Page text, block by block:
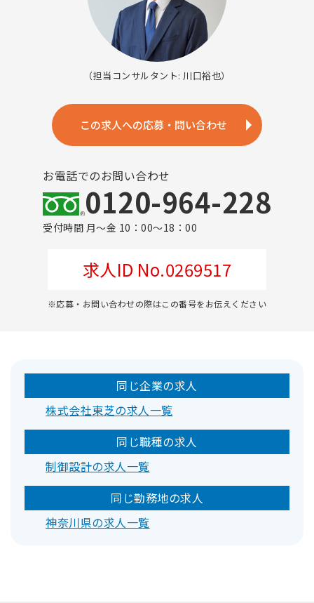
（担当コンサルタント: 川口裕也）
この求人への応募・問い合わせ
お電話でのお問い合わせ
0120-964-228
受付時間 月～金 10：00～18：00
求人ID No.0269517
※応募・お問い合わせの際はこの番号をお伝えください
同じ企業の求人
株式会社東芝の求人一覧
同じ職種の求人
制御設計の求人一覧
同じ勤務地の求人
神奈川県の求人一覧